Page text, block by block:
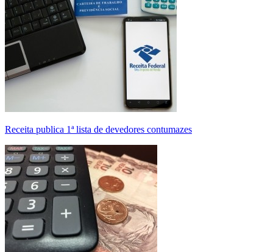
Receita publica 1ª lista de devedores contumazes